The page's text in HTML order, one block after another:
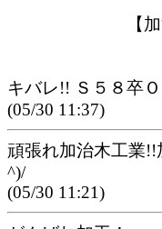
【
キバレ!! Ｓ５８卒
(05/30 11:37)
頑張れ加治木工業
^)/
(05/30 11:21)